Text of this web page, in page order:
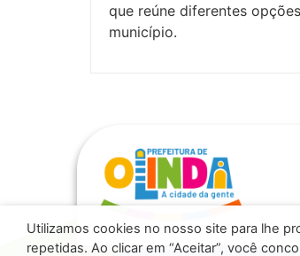
que reúne diferentes
município.
Utilizamos cookies no nosso site para lhe
repetidas. Ao clicar em “Aceitar”, você